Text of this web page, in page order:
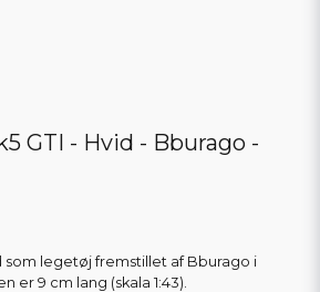
GTI - Hvid - Bburago -
som legetøj fremstillet af Bburago i
er 9 cm lang (skala 1:43).